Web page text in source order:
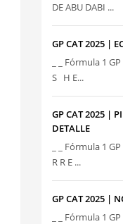
DE ABU DABI ...
GP CAT 2025 |
_ _ Fórmula 1
S H E...
GP CAT 2025 |
DETALLE
_ _ Fórmula 1
R R E ...
GP CAT 2025 |
_ _ Fórmula 1